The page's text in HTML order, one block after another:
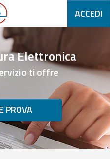
ACCEDI
Elettronica
ti offre
PROVA